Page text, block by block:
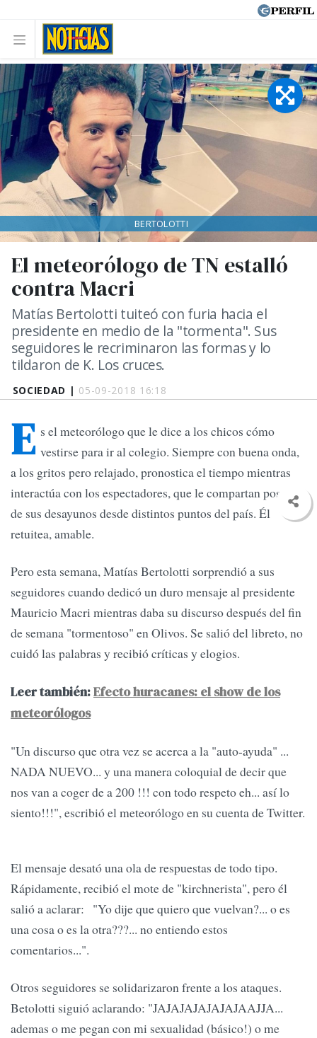
SOCIEDAD | 05-09-2018 16:18
El meteorólogo de TN estalló
contra Macri
Matías Bertolotti tuiteó con furia hacia el
presidente en medio de la "tormenta". Sus
seguidores le recriminaron las formas y lo
tildaron de K. Los cruces.
BERTOLOTTI
E s el meteorólogo que le dice a los chicos cómo
vestirse para ir al colegio. Siempre con buena onda,
a los gritos pero relajado, pronostica el tiempo mientras
interactúa con los espectadores, que le compartan postales
de sus desayunos desde distintos puntos del país. Él
retuitea, amable.
Pero esta semana, Matías Bertolotti sorprendió a sus
seguidores cuando dedicó un duro mensaje al presidente
Mauricio Macri mientras daba su discurso después del fin
de semana "tormentoso" en Olivos. Se salió del libreto, no
cuidó las palabras y recibió críticas y elogios.
Leer también:Efecto huracanes: el show de los
meteorólogos
"Un discurso que otra vez se acerca a la "auto-ayuda" ...
NADA NUEVO... y una manera coloquial de decir que
nos van a coger de a 200 !!! con todo respeto eh... así lo
siento!!!", escribió el meteorólogo en su cuenta de Twitter.
El mensaje desató una ola de respuestas de todo tipo.
Rápidamente, recibió el mote de "kirchnerista", pero él
salió a aclarar: "Yo dije que quiero que vuelvan?... o es
una cosa o es la otra???... no entiendo estos
comentarios...".
Otros seguidores se solidarizaron frente a los ataques.
Betolotti siguió aclarando: "JAJAJAJAJAJAJAAJJA...
ademas o me pegan con mi sexualidad (básico!) o me